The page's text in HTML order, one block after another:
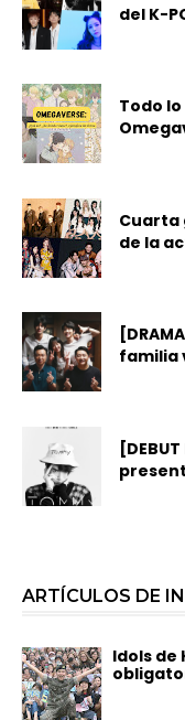
del K-
Todo
Cuarta
de la
familia
ARTÍCULOS DE
Idols de